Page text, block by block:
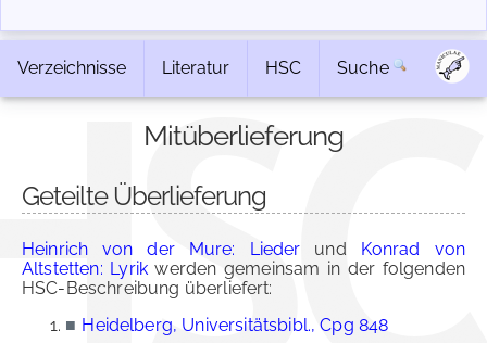
Verzeichnisse Literatur HSC Suche
Mitüberlieferung
Geteilte Überlieferung
Heinrich von der Mure: Lieder und Konrad von
Altstetten: Lyrik werden gemeinsam in der folgenden
HSC-Beschreibung überliefert:
■ Heidelberg, Universitätsbibl., Cpg 848